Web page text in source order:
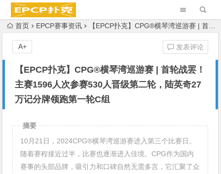
首页 EPCP赛事资讯 【EPCP扑克】CPG®横琴湾巡游赛 | 首轮战罢！主赛1596人次参赛530人晋级第二轮，陆英奇27万记分牌领跑第一轮C组
【EPCP扑克】CPG®横琴湾巡游赛 | 首轮战罢！
主赛1596人次参赛530人晋级第二轮，陆英奇27
万记分牌领跑第一轮C组
发表评论
A+
摘要
10月21日，2024CPG®横琴湾巡游赛进入第三个比赛日。
随着赛程接近过半，比赛也逐渐进入佳境。CPG作为国内
赛事的头部品牌，吸引力和口碑自然无需多言，它汇聚了众